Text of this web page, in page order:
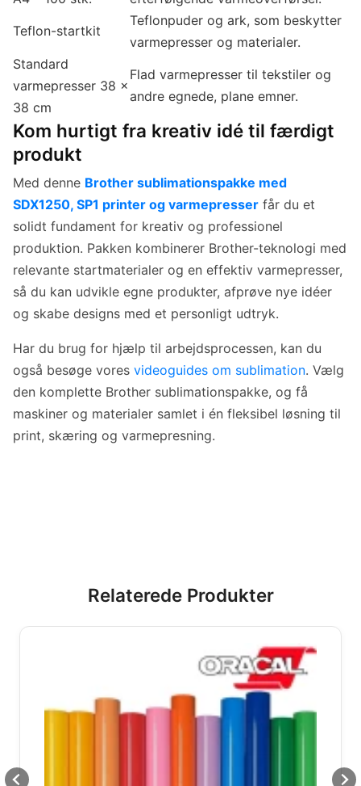
Teflon-startkit
Teflonpuder og ark, som beskytter
varmepresser og materialer.
Standard
varmepresser 38 x
38 cm
Flad varmepresser til tekstiler og
andre egnede, plane emner.
Kom hurtigt fra kreativ idé til færdigt
produkt
Med denne Brother sublimationspakke med
SDX1250, SP1 printer og varmepresser får du et
solidt fundament for kreativ og professionel
produktion. Pakken kombinerer Brother-teknologi med
relevante startmaterialer og en effektiv varmepresser,
så du kan udvikle egne produkter, afprøve nye idéer
og skabe designs med et personligt udtryk.
Har du brug for hjælp til arbejdsprocessen, kan du
også besøge vores videoguides om sublimation. Vælg
den komplette Brother sublimationspakke, og få
maskiner og materialer samlet i én fleksibel løsning til
print, skæring og varmepresning.
Relaterede Produkter